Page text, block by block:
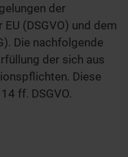
der
(DSGVO) und dem
Die nachfolgende
der sich aus
Diese
ff. DSGVO.